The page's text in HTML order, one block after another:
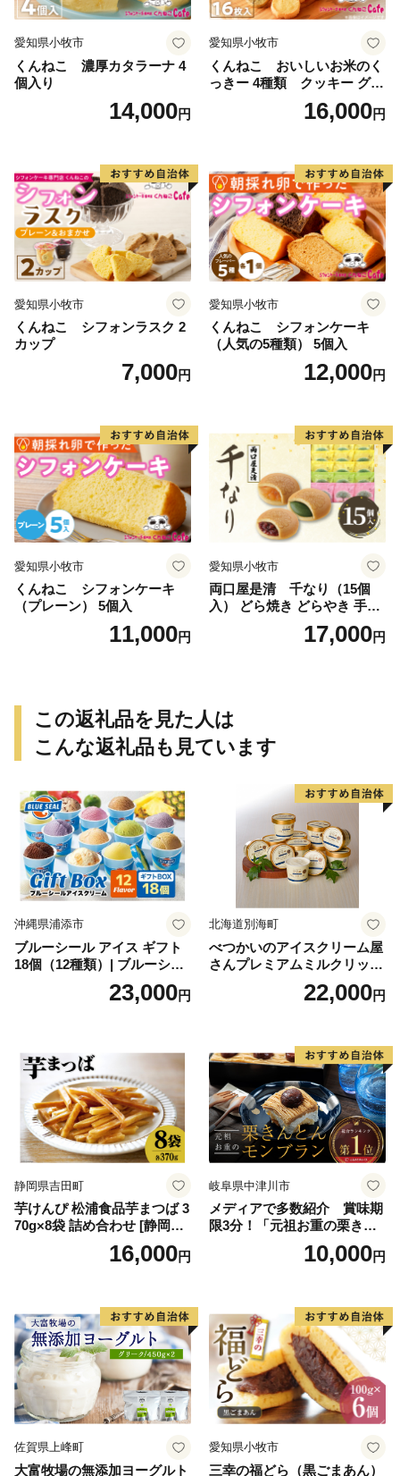
愛知県小牧市
くんねこ 濃厚カタラーナ 4
個入り
14,000円
愛知県小牧市
くんねこ おいしいお米のく
っきー 4種類 クッキー グル
16,000円
愛知県小牧市
くんねこ シフォンラスク 2
カップ
7,000円
愛知県小牧市
くんねこ シフォンケーキ
（人気の5種類） 5個入
12,000円
愛知県小牧市
くんねこ シフォンケーキ
（プレーン） 5個入
11,000円
愛知県小牧市
両口屋是清 千なり（15個
入） どら焼き どらやき 手土
産 お土産 土産 丹波大納言小
豆 抹茶 林檎 りんご 慶事 お
17,000円
この返礼品を見た人は
こんな返礼品も見ています
沖縄県浦添市
ブルーシール アイス ギフト
18個（12種類）| ブルーシー
ルアイス ブルーシールアイ
スクリーム 着日指定可能 送
誕生日 カップ 詰め合わせ バ
ラエティ | バニラ チョコレー
ト ストロベリー ピスタチオ
バニラ＆クッキー ウベ 沖縄
紅イモ 塩ちんすこう 沖縄シ
ークヮーサー 沖縄黒糖 琉球
ロイヤルミルクティ 沖縄パ
イン
23,000円
北海道別海町
べつかいのアイスクリーム屋
さんプレミアムミルクリッチ
12個（AP-01）（ 北海道アイ
ス 北海道産アイス アイス ア
道産アイス 道産アイスクリ
ーム ギフト 詰合せ 詰め合わ
せ ふるさと納税 ）
22,000円
静岡県吉田町
芋けんぴ 松浦食品芋まつば 3
70g×8袋 詰め合わせ [静岡伊
勢丹(松浦食品) 静岡県 吉田町
22424274] 芋ケンピ セット
16,000円
岐阜県中津川市
メディアで多数紹介 賞味期
限3分！「元祖お重の栗きん
とんモンブラン」 【未来の
ご褒美】スイーツ 栗 モンブ
子 菓子 F4N-2298
10,000円
佐賀県上峰町
大富牧場の無添加ヨーグルト
愛知県小牧市
三幸の福どら（黒ごまあん）